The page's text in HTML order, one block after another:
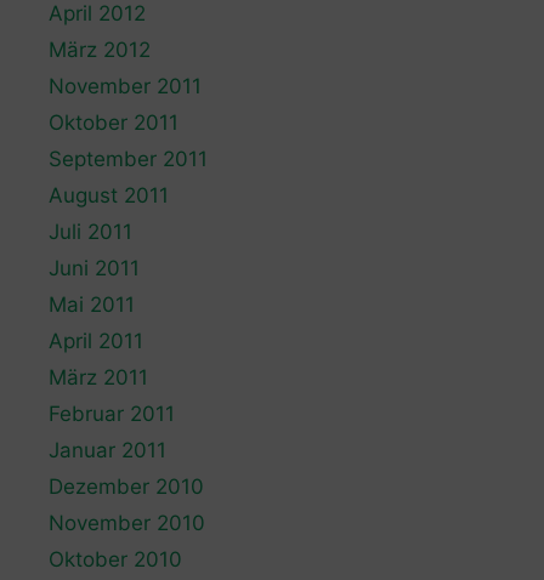
April 2012
März 2012
November 2011
Oktober 2011
September 2011
August 2011
Juli 2011
Juni 2011
Mai 2011
April 2011
März 2011
Februar 2011
Januar 2011
Dezember 2010
November 2010
Oktober 2010